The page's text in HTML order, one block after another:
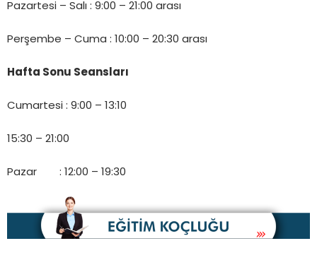
Pazartesi – Salı : 9:00 – 21:00 arası
Perşembe – Cuma : 10:00 – 20:30 arası
Hafta Sonu Seansları
Cumartesi : 9:00 – 13:10
15:30 – 21:00
Pazar : 12:00 – 19:30